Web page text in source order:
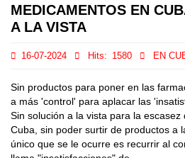
MEDICAMENTOS EN
A LA VISTA
16-07-2024 Hits: 1580 EN
Sin productos para poner en las
a más 'control' para aplacar las
Sin solución a la vista para la escasez
Cuba, sin poder surtir de productos a
único que se le ocurre es recurrir al